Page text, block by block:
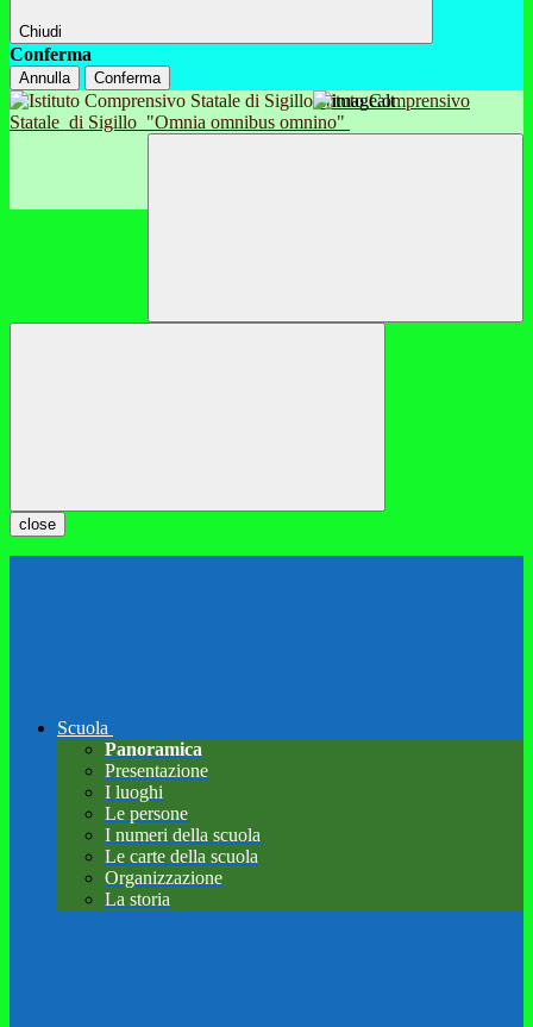
Chiudi
Conferma
Annulla Conferma
Istituto Comprensivo
Statale di Sigillo "Omnia omnibus omnino"
close
Scuola
Panoramica
Presentazione
I luoghi
Le persone
I numeri della scuola
Le carte della scuola
Organizzazione
La storia